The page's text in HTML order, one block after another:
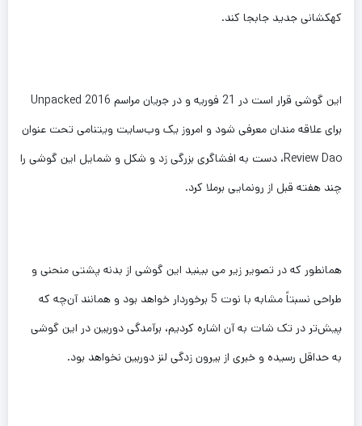
کهکشانی جدید جابجا کند.
این گوشی قرار است در 21 فوریه و در جریان مراسم Unpacked 2016
برای علاقه مندان معرفی شود و امروز یک وب‌سایت ویتنامی تحت عنوان
Review Dao، دست به افشاگری بزرگی زد و شکل و شمایل این گوشی را
چند هفته قبل از رونمایی برملا کرد.
همانطور که در تصویر زیر می بینید این گوشی از بدنه پشتی منحنی و
طراحی نسبتاً مشابه با نوت 5 برخوردار خواهد بود و همانند آن‌چه که
پیش‌تر در تک‌ شات به آن اشاره کردیم، برآمدگی دوربین در این گوشی
به حداقل رسیده و خبری از بیرون زدگی لنز دوربین نخواهد بود.